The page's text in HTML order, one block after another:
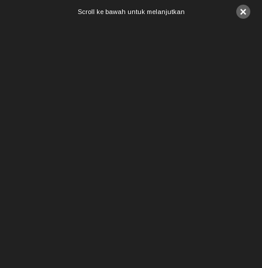
×
Scroll ke bawah untuk melanjutkan